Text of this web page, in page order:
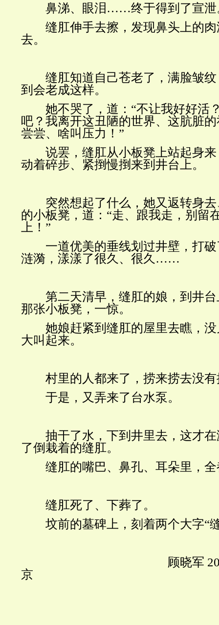
鼻涕、眼泪……终于得到了宣泄
缝肛伸手去擦，发现鼻头上的肉
去。
缝肛知道自己苍老了，满脸皱纹
到会老成这样。
她不哭了，道：“不让我好好活
吧？我离开这丑陋的世界、这肮脏
尝尝、啥叫压力！”
说罢，缝肛从小板凳上站起身来
动着碎步、紧捯慢捯来到井台上。
突然想起了什么，她又返转身去
的小板凳，道：“走、跟我走，别留
上！”
一道优美的垂线划过井壁，打破
涟漪，漾漾了很久、很久……
第二天清早，缝肛的娘，到井台
那张小板凳，一惊。
她娘赶紧到缝肛的屋里去瞧，没
大叫起来。
村里的人都来了，捞来捞去没有
于是，又弄来了台水泵。
抽干了水，下到井里去，这才在
了倒栽着的缝肛。
缝肛的嘴巴、鼻孔、耳朵里，全
缝肛死了、下葬了。
坟前的墓碑上，刻着两个大字“
顾晓军
京